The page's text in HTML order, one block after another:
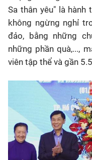
Sa thân yêu" là
không ngừng nghỉ
đảo, bằng những
những phần quà,...,
viên tập thể và gần